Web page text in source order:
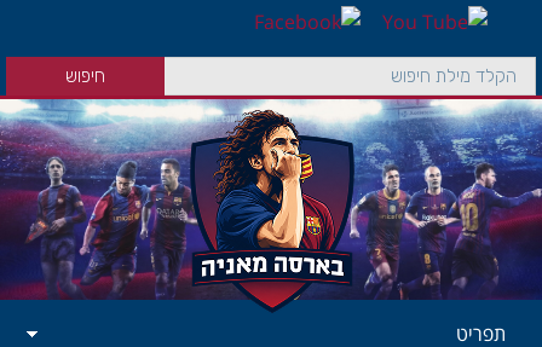
תפריט